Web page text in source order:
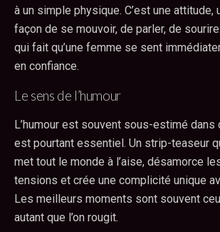
à un simple physique. C’est une attitude,
façon de se mouvoir, de parler, de
qui fait qu’une femme se sent
en confiance.
Le sens de l’humour
L’humour est souvent sous-estimé dans
est pourtant essentiel. Un strip-teaseur
met tout le monde à l’aise, désamorce
tensions et crée une complicité unique
Les meilleurs moments sont souvent
autant que l’on rougit.